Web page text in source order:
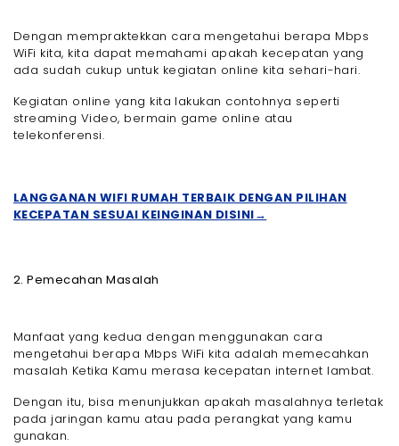
Dengan mempraktekkan cara mengetahui berapa Mbps
WiFi kita, kita dapat memahami apakah kecepatan yang
ada sudah cukup untuk kegiatan online kita sehari-hari.
Kegiatan online yang kita lakukan contohnya seperti
streaming Video, bermain game online atau
telekonferensi.
LANGGANAN WIFI RUMAH TERBAIK DENGAN PILIHAN
KECEPATAN SESUAI KEINGINAN DISINI→
2. Pemecahan Masalah
Manfaat yang kedua dengan menggunakan cara
mengetahui berapa Mbps WiFi kita adalah memecahkan
masalah Ketika Kamu merasa kecepatan internet lambat.
Dengan itu, bisa menunjukkan apakah masalahnya terletak
pada jaringan kamu atau pada perangkat yang kamu
gunakan.